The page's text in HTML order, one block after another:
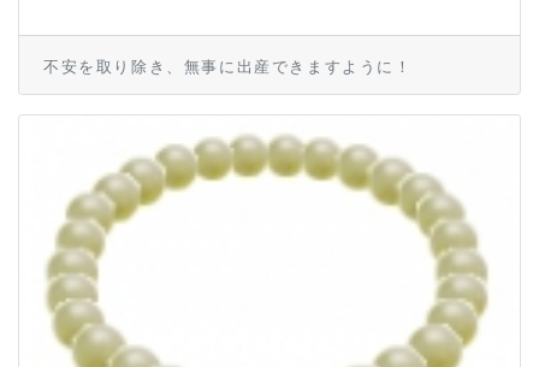
不安を取り除き、無事に出産できますように！